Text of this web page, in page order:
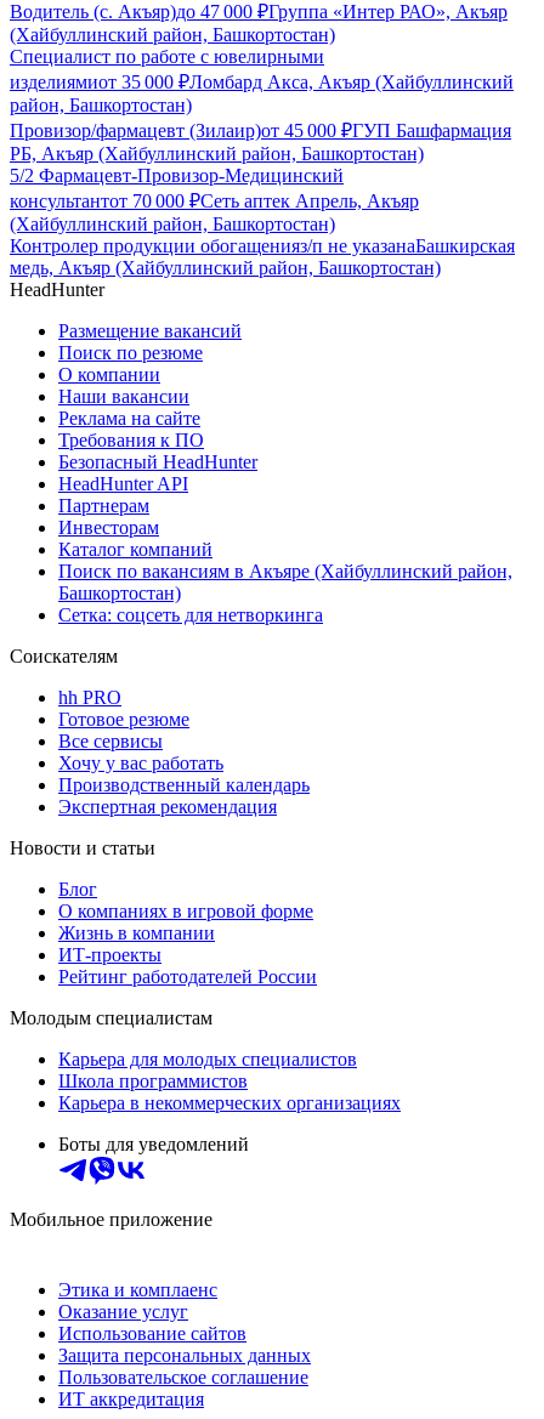
Водитель (с. Акъяр)до 47 000 ₽Группа «Интер РАО», Акъяр
(Хайбуллинский район, Башкортостан)
Специалист по работе с ювелирными
изделиямиот 35 000 ₽Ломбард Акса, Акъяр (Хайбуллинский
район, Башкортостан)
Провизор/фармацевт (Зилаир)от 45 000 ₽ГУП Башфармация
РБ, Акъяр (Хайбуллинский район, Башкортостан)
5/2 Фармацевт-Провизор-Медицинский
консультантот 70 000 ₽Сеть аптек Апрель, Акъяр
(Хайбуллинский район, Башкортостан)
Контролер продукции обогащенияз/п не указанаБашкирская
медь, Акъяр (Хайбуллинский район, Башкортостан)
HeadHunter
Размещение вакансий
Поиск по резюме
О компании
Наши вакансии
Реклама на сайте
Требования к ПО
Безопасный HeadHunter
HeadHunter API
Партнерам
Инвесторам
Каталог компаний
Поиск по вакансиям в Акъяре (Хайбуллинский район,
Башкортостан)
Сетка: соцсеть для нетворкинга
Соискателям
hh PRO
Готовое резюме
Все сервисы
Хочу у вас работать
Производственный календарь
Экспертная рекомендация
Новости и статьи
Блог
О компаниях в игровой форме
Жизнь в компании
ИТ-проекты
Рейтинг работодателей России
Молодым специалистам
Карьера для молодых специалистов
Школа программистов
Карьера в некоммерческих организациях
Боты для уведомлений
Мобильное приложение
Этика и комплаенс
Оказание услуг
Использование сайтов
Защита персональных данных
Пользовательское соглашение
ИТ аккредитация